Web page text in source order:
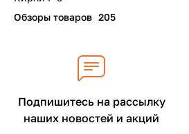
Обзоры товаров 205
Подпишитесь на рассылку
наших новостей и акций